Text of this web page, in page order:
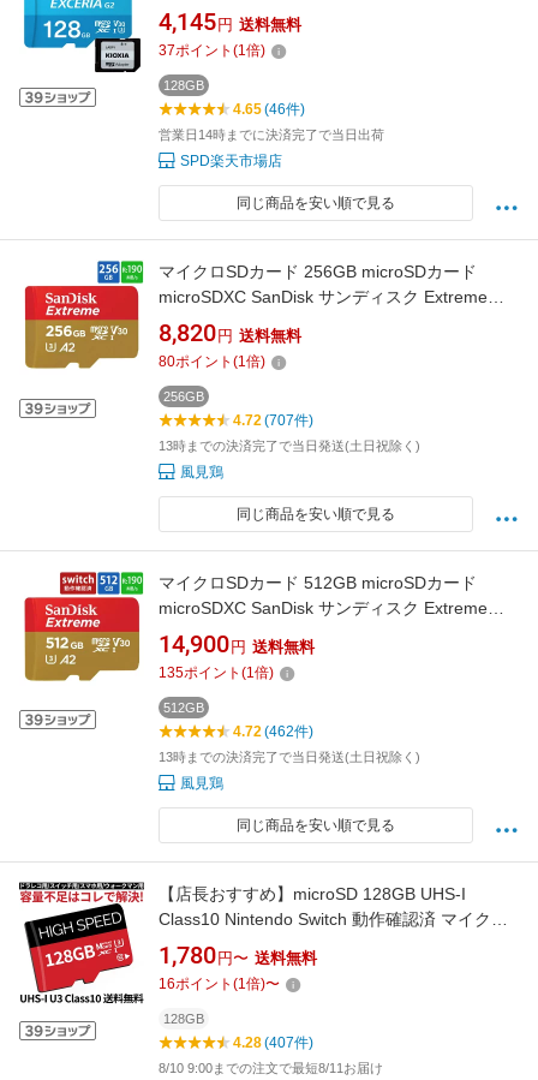
W:50MB/s U3 V30 CLASS10 UHS-I A1 4K対応
SD変換アダプター付 Nintendo Switch動作確認
済 海外パッケージ 【翌日配達送料無料】
LMEX2L128GG2
4,145 円 送料無料
37ポイント (1倍)
128GB
4.65(46件)
営業日14時までに決済完了で当日出荷
SPD楽天市場店
同じ商品を安い順で見る
マイクロSDカード 256GB microSDカード
microSDXC SanDisk サンディスク Extreme
UHS-I U3 V30 A2 R:190MB/s W:130MB/s
Nintendo Switch動作確認済 海外リテール
SDSQXAV-256G-GN6MN ◆メ
8,820 円 送料無料
80ポイント (1倍)
256GB
4.72(707件)
13時までの決済完了で当日発送(土日祝除く)
風見鶏
同じ商品を安い順で見る
マイクロSDカード 512GB microSDカード
microSDXC SanDisk サンディスク Extreme
UHS-I U3 V30 A2 R:190MB/s W:130MB/s
Nintendo Switch動作確認済 海外リテール
SDSQXAV-512G-GN6MN ◆メ
14,900 円 送料無料
135ポイント (1倍)
512GB
4.72(462件)
13時までの決済完了で当日発送(土日祝除く)
風見鶏
同じ商品を安い順で見る
【店長おすすめ】microSD 128GB UHS-I
Class10 Nintendo Switch 動作確認済 マイクロ
SDカード 128gb スイッチ クラス10 セール SD
カード スマホsdメモリーカード
1,780 円〜 送料無料
16ポイント (1倍)〜
128GB
4.28(407件)
8/10 9:00までの注文で最短8/11お届け